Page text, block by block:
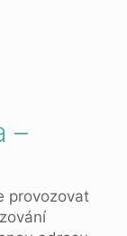
–
provozovat